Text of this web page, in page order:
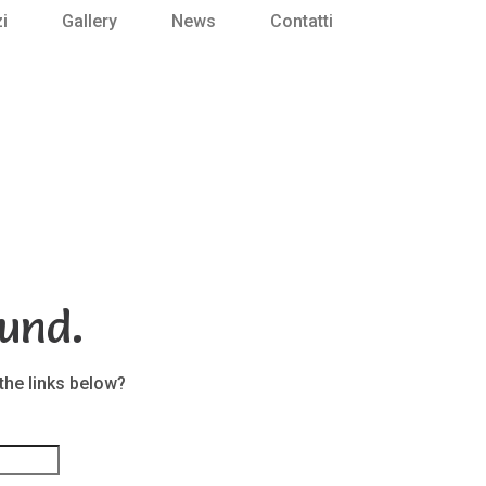
Gallery News Contatti
links below?